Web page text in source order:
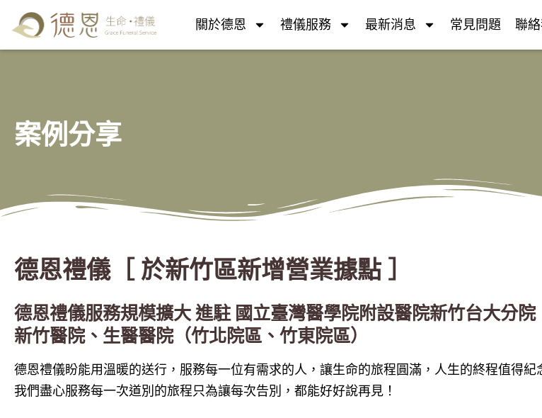
關於德恩 禮儀服務 最新消息 常見問題 聯
案例分享
德恩禮儀［ 於新竹區新增營業據點 ］
德恩禮儀服務規模擴大 進駐 國立臺灣醫學院附設醫院新竹台大分院
新竹醫院、生醫醫院（竹北院區、竹東院區）
德恩禮儀盼能用溫暖的送行，服務每一位有需求的人，讓生命的旅程圓滿，人生的終程值得紀
我們盡心服務每一次道別的旅程只為讓每次告別，都能好好說再見！